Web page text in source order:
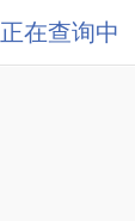
正在查询中